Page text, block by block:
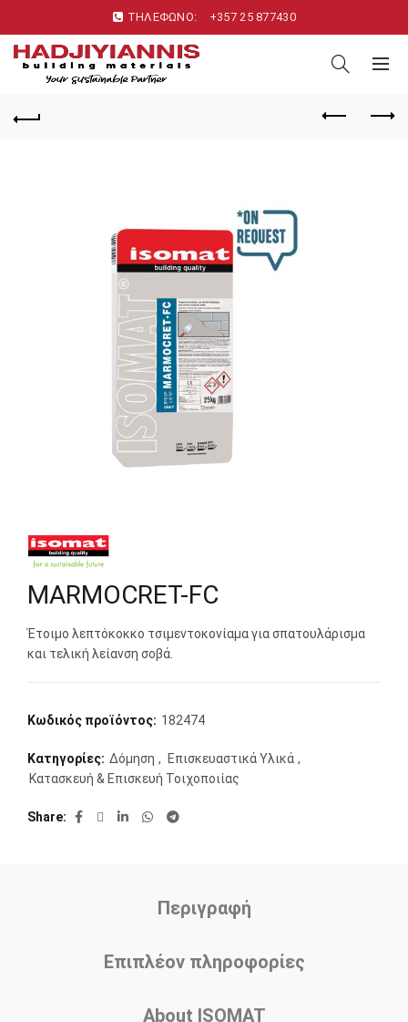
ΤΗΛΕΦΩΝΟ: +357 25 877430
MARMOCRET-FC
Έτοιμο λεπτόκοκκο τσιµεντοκονίαµα για σπατουλάρισμα
και τελική λείανση σοβά.
Κωδικός προϊόντος: 182474
Κατηγορίες: Δόμηση , Επισκευαστικά Υλικά ,
Κατασκευή & Επισκευή Τοιχοποιίας
Share
Περιγραφή
Επιπλέον πληροφορίες
About ISOMAT